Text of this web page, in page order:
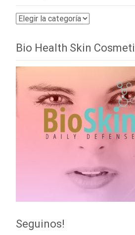
Categorías
Bio Health Skin
Seguinos!